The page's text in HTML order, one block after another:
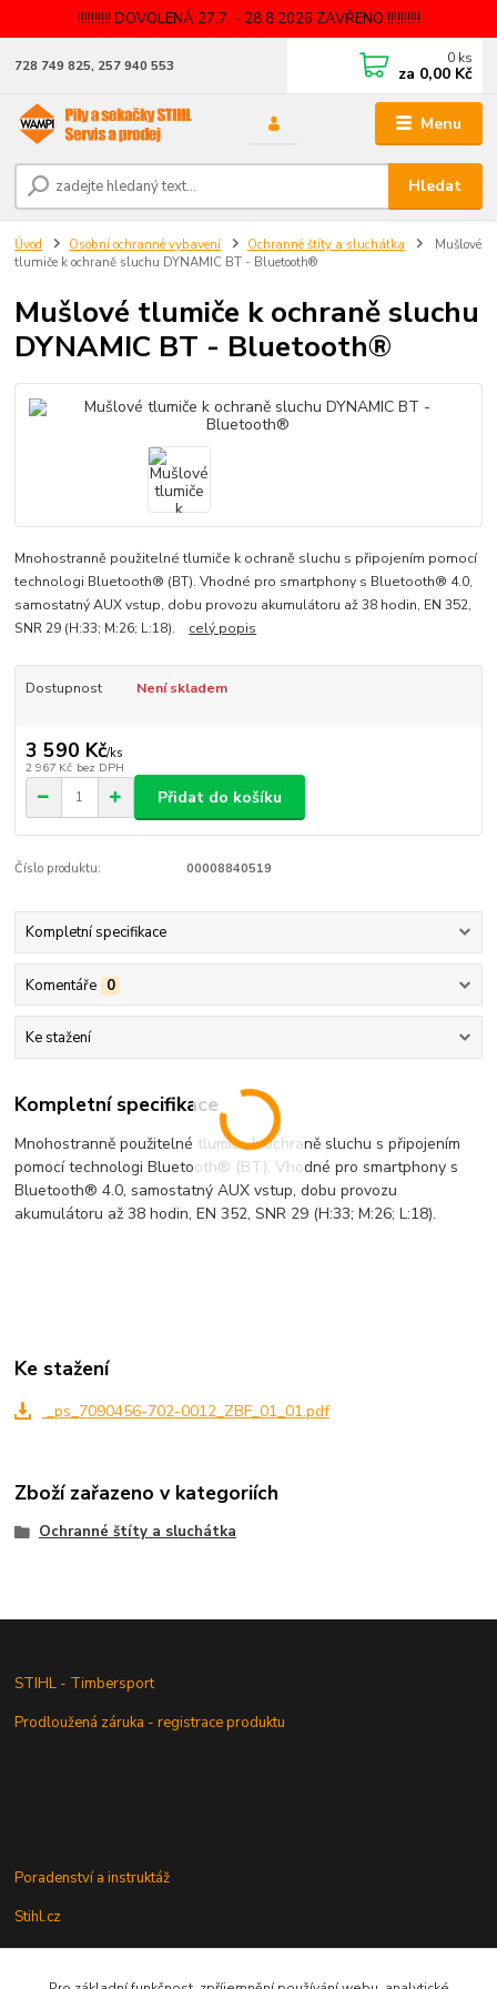
!!!!!!!!!! DOVOLENÁ 27.7. - 28.8.2026 ZAVŘENO !!!!!!!!!!
Menu
Hledat
728 749 825, 257 940 553 0 ks
za 0,00 Kč
Úvod Osobní ochranné vybavení Ochranné štíty a sluchátka
Mušlové
tlumiče k ochraně sluchu DYNAMIC BT - Bluetooth®
Mušlové tlumiče k ochraně sluchu
DYNAMIC BT - Bluetooth®
Mnohostranně použitelné tlumiče k ochraně sluchu s připojením pomocí
technologi Bluetooth® (BT). Vhodné pro smartphony s Bluetooth® 4.0,
samostatný AUX vstup, dobu provozu akumulátoru až 38 hodin, EN 352,
SNR 29 (H:33; M:26; L:18). celý popis
Dostupnost Není skladem
3 590 Kč/ks
2 967 Kč bez DPH
Přidat do košíku
Číslo produktu: 00008840519
Kompletní specifikace
Komentáře 0
Ke stažení
Kompletní specifikace
Mnohostranně použitelné tlumiče k ochraně sluchu s připojením
pomocí technologi Bluetooth® (BT). Vhodné pro smartphony s
Bluetooth® 4.0, samostatný AUX vstup, dobu provozu
akumulátoru až 38 hodin, EN 352, SNR 29 (H:33; M:26; L:18).
Ke stažení
_ps_7090456-702-0012_ZBF_01_01.pdf
Zboží zařazeno v kategoriích
Ochranné štíty a sluchátka
STIHL - Timbersport
Prodloužená záruka - registrace produktu
Poradenství a instruktáž
Stihl.cz